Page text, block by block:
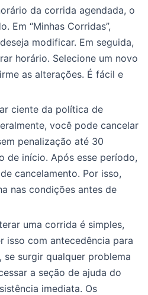
da corrida agendada, o
Em “Minhas Corridas”,
modificar. Em seguida,
horário. Selecione um novo
as alterações. É fácil e
ciente da política de
você pode cancelar
penalização até 30
de início. Após esse período,
cancelamento. Por isso,
nas condições antes de
uma corrida é simples,
isso com antecedência para
surgir qualquer problema
a seção de ajuda do
imediata. Os